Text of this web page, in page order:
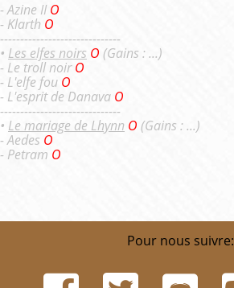
- Azine II O
- Klarth O
------------------------------
• Les elfes noirs O (Gains : ...)
- Le troll noirO
- L'elfe fou O
- L'esprit de Danava O
------------------------------
• Le mariage de Lhynn O (Gains : ...)
- Aedes O
- Petram O
Pour nous suivre: